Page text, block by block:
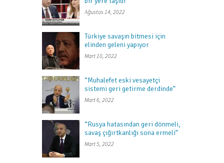
Ağustos 14, 2022
Türkiye savaşın bitmesi için
elinden geleni yapıyor
Mart 10, 2022
“Muhalefet eski vesayetçi
sistemi geri getirme derdinde”
Mart 6, 2022
“Rusya hatasından geri dönmeli,
savaş çığırtkanlığı sona ermeli”
Mart 5, 2022